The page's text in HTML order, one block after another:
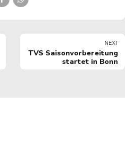
NEXT
TVS Saisonvorbereitung
startet in Bonn